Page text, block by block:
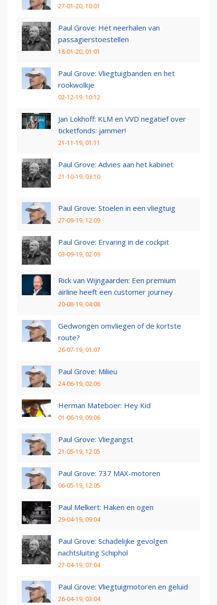
27-01-20, 10:01
Paul Grove: Het neerhalen van
passagierstoestellen
18-01-20, 01:01
Paul Grove: Vliegtuigbanden en het
rookwolkje
02-12-19, 10:12
Jan Lokhoff: KLM en VVD negatief over
ticketfonds: jammer!
21-11-19, 01:11
Paul Grove: Advies aan het kabinet
21-10-19, 03:10
Paul Grove: Stoelen in een vliegtuig
27-09-19, 12:09
Paul Grove: Ervaring in de cockpit
03-09-19, 02:09
Rick van Wijngaarden: Een premium
airline heeft een customer journey
20-08-19, 04:08
Gedwongen omvliegen of de kortste
route?
26-07-19, 01:07
Paul Grove: Milieu
24-06-19, 02:06
Herman Mateboer: Hey Kid
01-06-19, 09:06
Paul Grove: Vliegangst
21-05-19, 12:05
Paul Grove: 737 MAX-motoren
06-05-19, 12:05
Paul Melkert: Haken en ogen
29-04-19, 09:04
Paul Grove: Schadelijke gevolgen
nachtsluiting Schiphol
27-04-19, 07:04
Paul Grove: Vliegtuigmotoren en geluid
26-04-19, 03:04